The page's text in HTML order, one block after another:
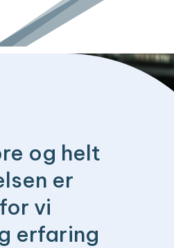
og helt
er
vi
erfaring